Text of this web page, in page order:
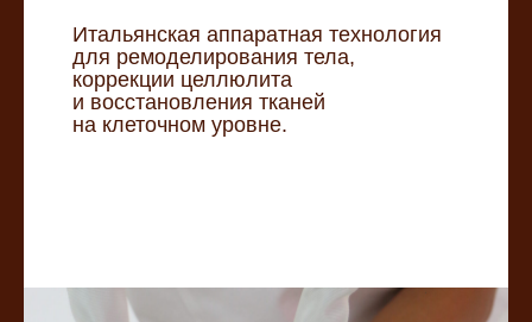
Итальянская аппаратная технология
для ремоделирования тела,
коррекции целлюлита
и восстановления тканей
на клеточном уровне.